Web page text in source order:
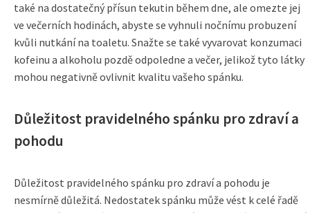
také na dostatečný přísun tekutin během dne, ale omezte jej
ve večerních hodinách, abyste se vyhnuli nočnímu probuzení
kvůli nutkání na toaletu. Snažte se také vyvarovat konzumaci
kofeinu a alkoholu pozdě odpoledne a večer, jelikož tyto látky
mohou negativně ovlivnit kvalitu vašeho spánku.
Důležitost pravidelného spánku pro zdraví a
pohodu
Důležitost pravidelného spánku pro zdraví a pohodu je
nesmírně důležitá. Nedostatek spánku může vést k celé řadě